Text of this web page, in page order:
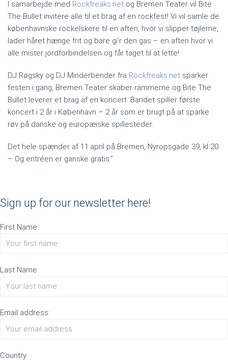
I samarbejde med Rockfreaks.net og Bremen Teater vil Bite
The Bullet invitere alle til et brag af en rockfest! Vi vil samle de
københavnske rockelskere til en aften, hvor vi slipper tøjlerne,
lader håret hænge frit og bare gi’r den gas – en aften hvor vi
alle mister jordforbindelsen og får taget til at lette!
DJ Røgsky og DJ Minderbender fra Rockfreaks.net sparker
festen i gang, Bremen Teater skaber rammerne og Bite The
Bullet leverer et brag af en koncert. Bandet spiller første
koncert i 2 år i København – 2 år som er brugt på at sparke
røv på danske og europæiske spillesteder.
Det hele spænder af 11.april på Bremen, Nyropsgade 39, kl 20
– Og entréen er ganske gratis.”
Sign up for our newsletter here!
First Name:
Last Name:
Email address:
Country: